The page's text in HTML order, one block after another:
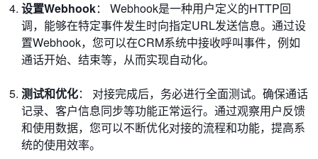
设置Webhook： Webhook是一种用户定义的HTTP回
调，能够在特定事件发生时向指定URL发送信息。通过设
置Webhook，您可以在CRM系统中接收呼叫事件，例如
通话开始、结束等，从而实现自动化。
测试和优化： 对接完成后，务必进行全面测试。确保通话
记录、客户信息同步等功能正常运行。通过观察用户反馈
和使用数据，您可以不断优化对接的流程和功能，提高系
统的使用效率。